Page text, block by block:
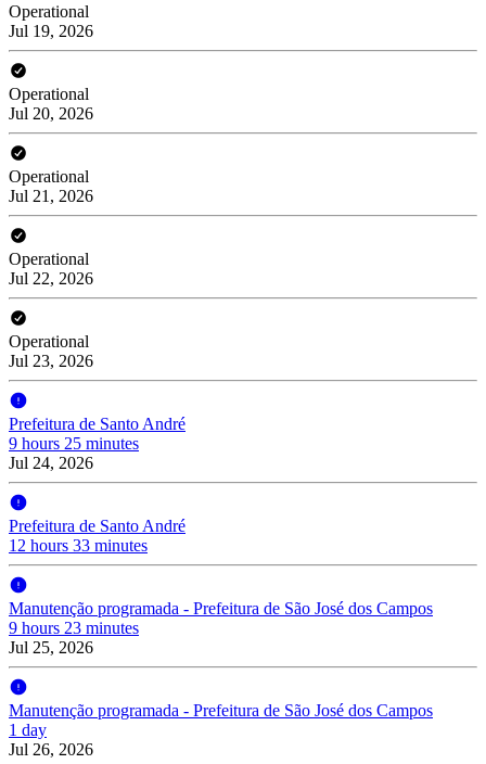
Operational
Jul 19, 2026
Operational
Jul 20, 2026
Operational
Jul 21, 2026
Operational
Jul 22, 2026
Operational
Jul 23, 2026
Prefeitura de Santo André
9 hours 25 minutes
Jul 24, 2026
Prefeitura de Santo André
12 hours 33 minutes
Manutenção programada - Prefeitura de São José dos Campos
9 hours 23 minutes
Jul 25, 2026
Manutenção programada - Prefeitura de São José dos Campos
1 day
Jul 26, 2026